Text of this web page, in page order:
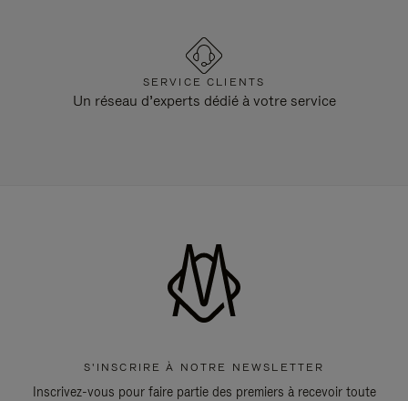
SERVICE CLIENTS
Un réseau d’experts dédié à votre service
S'INSCRIRE À NOTRE NEWSLETTER
Inscrivez-vous pour faire partie des premiers à recevoir toute